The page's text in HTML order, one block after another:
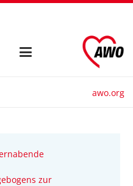
awo.org
zur